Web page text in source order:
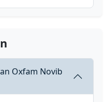
Oxfam Novib